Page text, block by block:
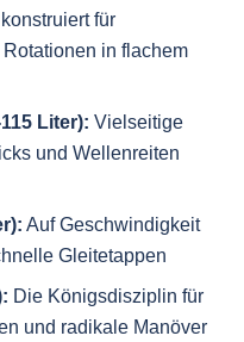
für
in flachem
Liter): Vielseitige
und Wellenreiten
Auf Geschwindigkeit
Gleitetappen
Die Königsdisziplin für
und radikale Manöver